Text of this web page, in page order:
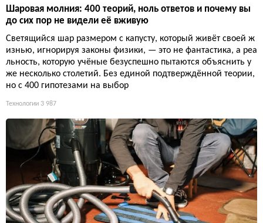
Шаровая молния: 400 теорий, ноль ответов и почему вы
до сих пор не видели её вживую
Светящийся шар размером с капусту, который живёт своей ж
изнью, игнорируя законы физики, — это не фантастика, а реа
льность, которую учёные безуспешно пытаются объяснить у
же несколько столетий. Без единой подтверждённой теории,
но с 400 гипотезами на выбор
Технологии 3 987